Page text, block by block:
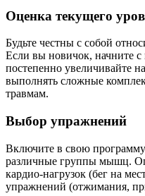
Оценка текущего
Будьте честны с собой
Если вы новичок, начните
постепенно увеличивайте
выполнять сложные
травмам.
Выбор упражнений
Включите в свою
различные группы мышц.
кардио-нагрузок (бег на
упражнений (отжимания,